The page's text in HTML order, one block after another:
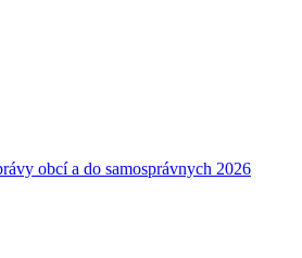
obcí a do samosprávnych 2026